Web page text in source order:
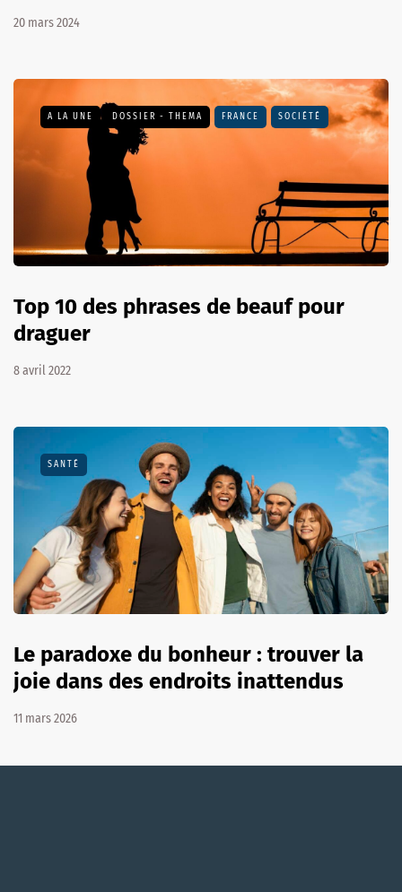
20 mars 2024
A LA UNE DOSSIER - THEMA FRANCE SOCIÉTÉ
Top 10 des phrases de beauf pour
draguer
8 avril 2022
SANTÉ
Le paradoxe du bonheur : trouver la
joie dans des endroits inattendus
11 mars 2026